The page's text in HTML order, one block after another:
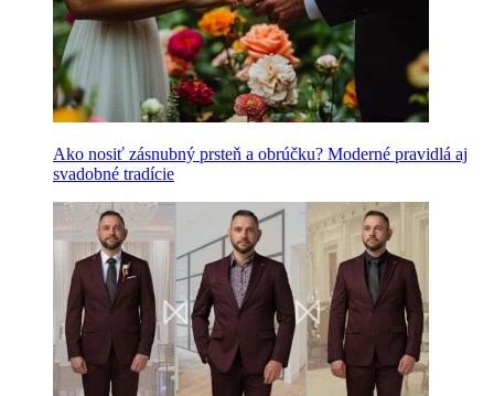
Ako nosiť zásnubný prsteň a obrúčku? Moderné pravidlá aj
svadobné tradície